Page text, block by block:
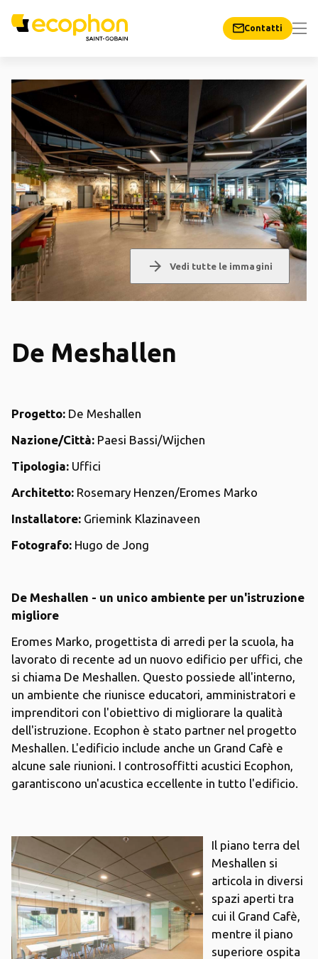
Contatti
arrow_forward Vedi tutte le immagini
De Meshallen
Progetto: De Meshallen
Nazione/Città: Paesi Bassi/Wijchen
Tipologia: Uffici
Architetto: Rosemary Henzen/Eromes Marko
Installatore: Griemink Klazinaveen
Fotografo: Hugo de Jong
De Meshallen - un unico ambiente per un'istruzione
migliore
Eromes Marko, progettista di arredi per la scuola, ha
lavorato di recente ad un nuovo edificio per uffici, che
si chiama De Meshallen. Questo possiede all'interno,
un ambiente che riunisce educatori, amministratori e
imprenditori con l'obiettivo di migliorare la qualità
dell'istruzione. Ecophon è stato partner nel progetto
Meshallen. L'edificio include anche un Grand Cafè e
alcune sale riunioni. I controsoffitti acustici Ecophon,
garantiscono un'acustica eccellente in tutto l'edificio.
Il piano terra del
Meshallen si
articola in diversi
spazi aperti tra
cui il Grand Cafè,
mentre il piano
superiore ospita